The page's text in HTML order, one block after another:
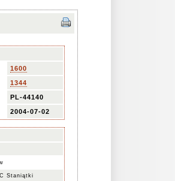
1600
1344
PL-44140
2004-07-02
Staniątki